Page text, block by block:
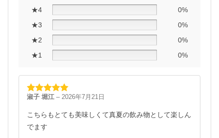
★4
0%
★3
0%
★2
0%
★1
0%
5段階中 5の
淑子 堀江 – 2026年7月21日
こちらもとても美味しくて真夏の飲み物として楽しん
でます